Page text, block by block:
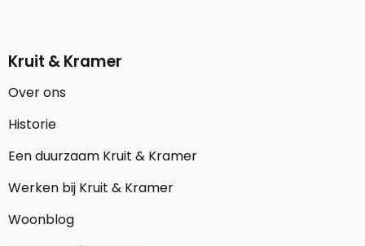
Kruit & Kramer
Over ons
Historie
Een duurzaam Kruit & Kramer
Werken bij Kruit & Kramer
Woonblog